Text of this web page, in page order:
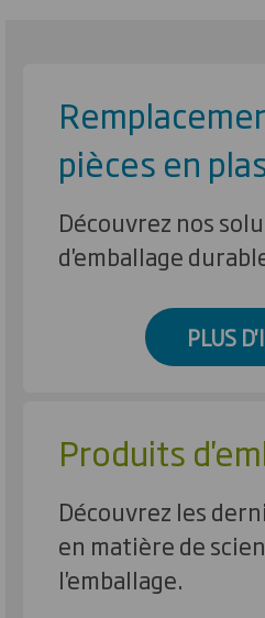
pièces en
Découvrez nos
d'emballage
PLUS
Produits
Découvrez les
en matière de
l'emballage.